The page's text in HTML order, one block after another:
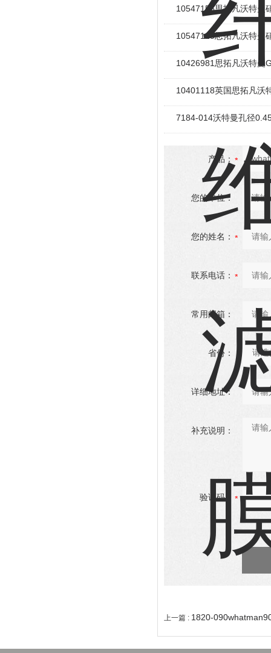
10547156思拓凡沃特曼
10547125思拓凡沃特曼
10426981思拓凡沃特曼
10401118英国思拓凡沃
7184-014沃特曼孔径
产品：
您的单位：
您的姓名：
联系电话：
常用邮箱：
省份：
详细地址：
补充说明：
验证码：
上一篇 : 1820-